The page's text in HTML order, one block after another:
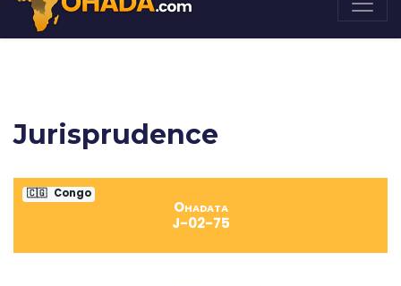
Jurisprudence
🇨🇬 Congo
Ohadata
J-02-75